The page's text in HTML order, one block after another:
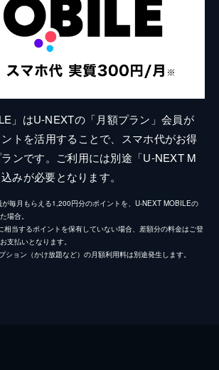
」はU-NEXTの「月額プラン」会員が
トを活用することで、スマホ代がお得
ンです。ご利用には別途「U-NEXT M
みが必要となります。
毎月もらえる1,200円分のポイントを、U-NEXT MOBILEの
場合。
相当するポイントを保有していない場合、差額分の料金はご登
支払いとなります。
ション（かけ放題など）の月額利用料は別途発生します。